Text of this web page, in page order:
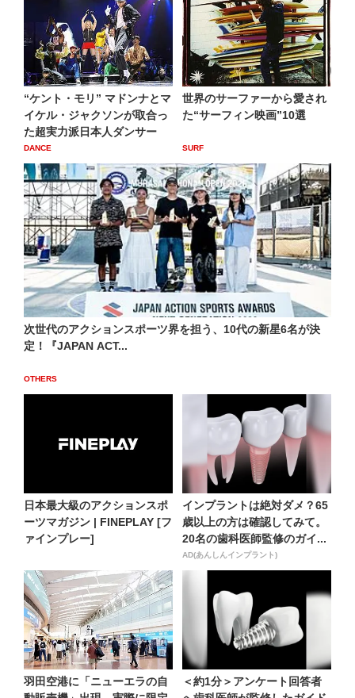
“ケント・モリ” マドンナとマ
イケル・ジャクソンが取合っ
た超実力派日本人ダンサー
DANCE
世界のサーファーから愛され
た“サーフィン映画”10選
SURF
次世代のアクションスポーツ界を担う、10代の新星6名が決
定！『JAPAN ACT...
OTHERS
日本最大級のアクションスポ
ーツマガジン | FINEPLAY [フ
ァインプレー]
インプラントは絶対ダメ？65
歳以上の方は確認してみて。
20名の歯科医師監修のガイ...
AD(あんしんインプラント)
羽田空港に「ニューエラの自
＜約1分＞アンケート回答者